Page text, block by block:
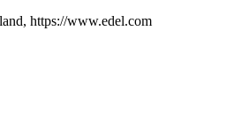
https://www.edel.com